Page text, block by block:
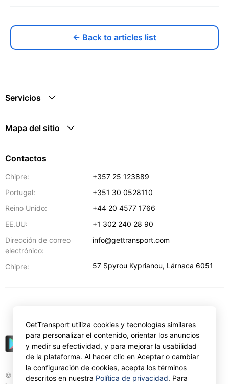
← Back to articles list
Servicios
Mapa del sitio
Contactos
Chipre:
+357 25 123889
Portugal:
+351 30 0528110
Reino Unido:
+44 20 4577 1766
EE.UU:
+1 302 240 28 90
Dirección de correo
electrónico:
info@gettransport.com
Chipre: 57 Spyrou Kyprianou, Lárnaca 6051
© Gettransport International Limited. GetTransport®
GetTransport utiliza cookies y tecnologías similares
para personalizar el contenido, orientar los anuncios
y medir su efectividad, y para mejorar la usabilidad
de la plataforma. Al hacer clic en Aceptar o cambiar
la configuración de cookies, acepta los términos
descritos en nuestra Política de privacidad. Para